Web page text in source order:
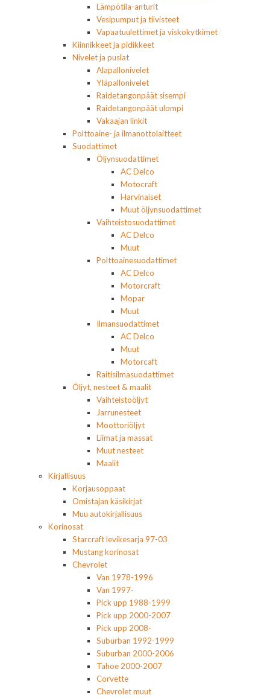
Lämpötila-anturit
Vesipumput ja tiivisteet
Vapaatuulettimet ja viskokytkimet
Kiinnikkeet ja pidikkeet
Nivelet ja puslat
Alapallonivelet
Yläpallonivelet
Raidetangonpäät sisempi
Raidetangonpäät ulompi
Vakaajan linkit
Polttoaine- ja ilmanottolaitteet
Suodattimet
Öljynsuodattimet
AC Delco
Motocraft
Harvinaiset
Muut öljynsuodattimet
Vaihteistosuodattimet
AC Delco
Muut
Polttoainesuodattimet
AC Delco
Motorcraft
Mopar
Muut
Ilmansuodattimet
AC Delco
Muut
Motorcaft
Raitisilmasuodattimet
Öljyt, nesteet & maalit
Vaihteistoöljyt
Jarrunesteet
Moottoriöljyt
Liimat ja massat
Muut nesteet
Maalit
Kirjallisuus
Korjausoppaat
Omistajan käsikirjat
Muu autokirjallisuus
Korinosat
Starcraft levikesarja 97-03
Mustang korinosat
Chevrolet
Van 1978-1996
Van 1997-
Pick upp 1988-1999
Pick upp 2000-2007
Pick upp 2008-
Suburban 1992-1999
Suburban 2000-2006
Tahoe 2000-2007
Corvette
Chevrolet muut